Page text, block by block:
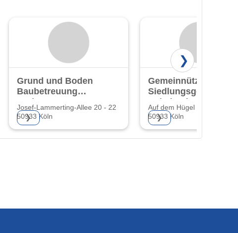
Grund und Boden
Baubetreuung
GmbH
Josef-Lammerting-Allee 20 - 22
50933 Köln
❯
Gemeinnützige
Heimland eG
Auf dem Hügel 22
50933 Köln
❯
❯